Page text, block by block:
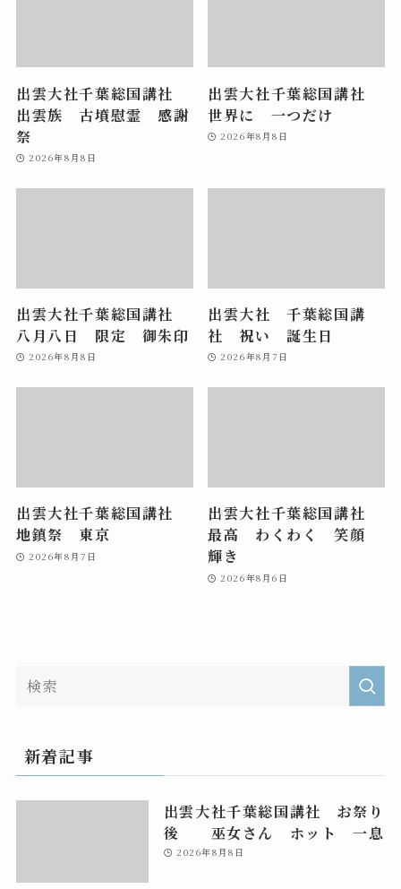
出雲大社千葉総国講社
出雲族 古墳慰霊 感謝
祭
2026年8月8日
出雲大社千葉総国講社
世界に 一つだけ
2026年8月8日
出雲大社千葉総国講社
八月八日 限定 御朱印
2026年8月8日
出雲大社 千葉総国講
社 祝い 誕生日
2026年8月7日
出雲大社千葉総国講社
地鎮祭 東京
2026年8月7日
出雲大社千葉総国講社
最高 わくわく 笑顔
輝き
2026年8月6日
新着記事
出雲大社千葉総国講社 お祭り
後 巫女さん ホット 一息
2026年8月8日